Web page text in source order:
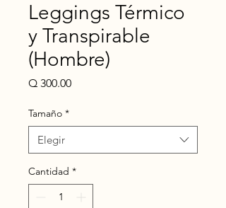
Leggings Térmico
y Transpirable
(Hombre)
Q 300.00Precio
Tamaño *
Elegir
Cantidad *